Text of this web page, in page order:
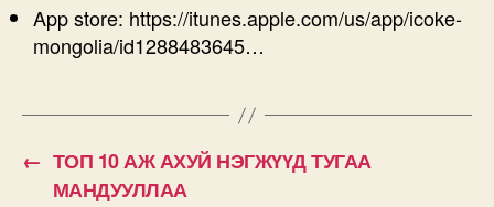
App store: https://itunes.apple.com/us/app/icoke-
mongolia/id1288483645…
← ТОП 10 АЖ АХУЙ НЭГЖҮҮД ТУГАА
МАНДУУЛЛАА